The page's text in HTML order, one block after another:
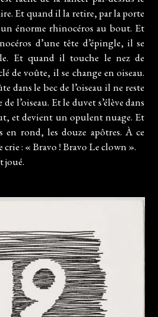
Et quand il la retire, par la porte
énorme rhinocéros au bout. Et
d’une tête d’épingle, il se
Et quand il touche le nez de
de voûte, il se change en oiseau.
dans le bec de l’oiseau il ne reste
l’oiseau. Et le duvet s’élève dans
et devient un opulent nuage. Et
en rond, les douze apôtres. À ce
: « Bravo ! Bravo Le clown ».
joué.